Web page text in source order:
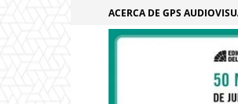
ACERCA DE GPS